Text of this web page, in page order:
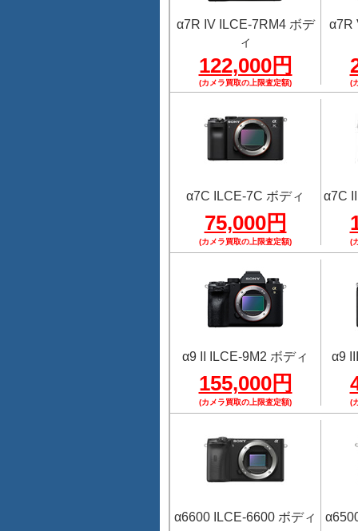
α7R IV ILCE-7RM4 ボデ
ィ
122,000円
(カメラ買取の上限査定額)
α7R
(
α7C ILCE-7C ボディ
75,000円
(カメラ買取の上限査定額)
α7C
(
α9 II ILCE-9M2 ボディ
155,000円
(カメラ買取の上限査定額)
α9
(
α6600 ILCE-6600 ボディ